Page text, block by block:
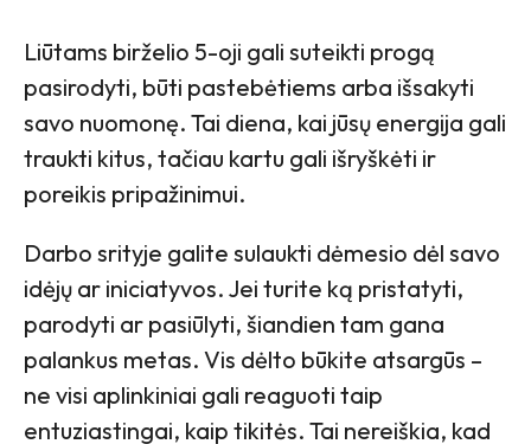
Liūtams birželio 5-oji gali suteikti progą
pasirodyti, būti pastebėtiems arba išsakyti
savo nuomonę. Tai diena, kai jūsų energija gali
traukti kitus, tačiau kartu gali išryškėti ir
poreikis pripažinimui.
Darbo srityje galite sulaukti dėmesio dėl savo
idėjų ar iniciatyvos. Jei turite ką pristatyti,
parodyti ar pasiūlyti, šiandien tam gana
palankus metas. Vis dėlto būkite atsargūs –
ne visi aplinkiniai gali reaguoti taip
entuziastingai, kaip tikitės. Tai nereiškia, kad